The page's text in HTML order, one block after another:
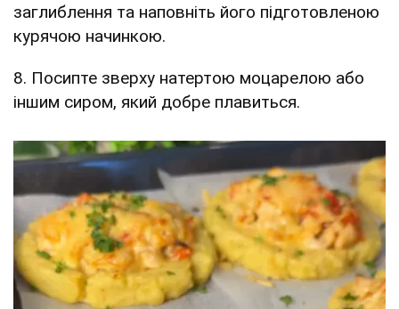
заглиблення та наповніть його підготовленою
курячою начинкою.
8. Посипте зверху натертою моцарелою або
іншим сиром, який добре плавиться.